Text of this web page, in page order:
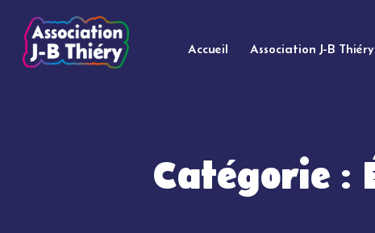
Accueil Association J-B Thiéry
Catégorie :